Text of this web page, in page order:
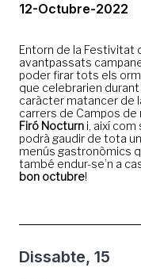
12-Octubre-2022
Entorn de la Festivitat
avantpassats
poder firar tots els
que celebrarien durant
caràcter matancer de
carrers de Campos de
Firó Nocturn i, així com
podrà gaudir de tota
menús gastronòmics
també endur-se’n a
bon octubre!
Dissabte, 15